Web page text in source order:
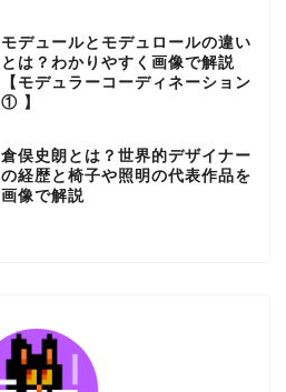
モデュールとモデュロールの違い
とは？わかりやすく画像で解説
【モデュラーコーディネーション
① 】
倉俣史朗とは？世界的デザイナー
の経歴と椅子や照明の代表作品を
画像で解説